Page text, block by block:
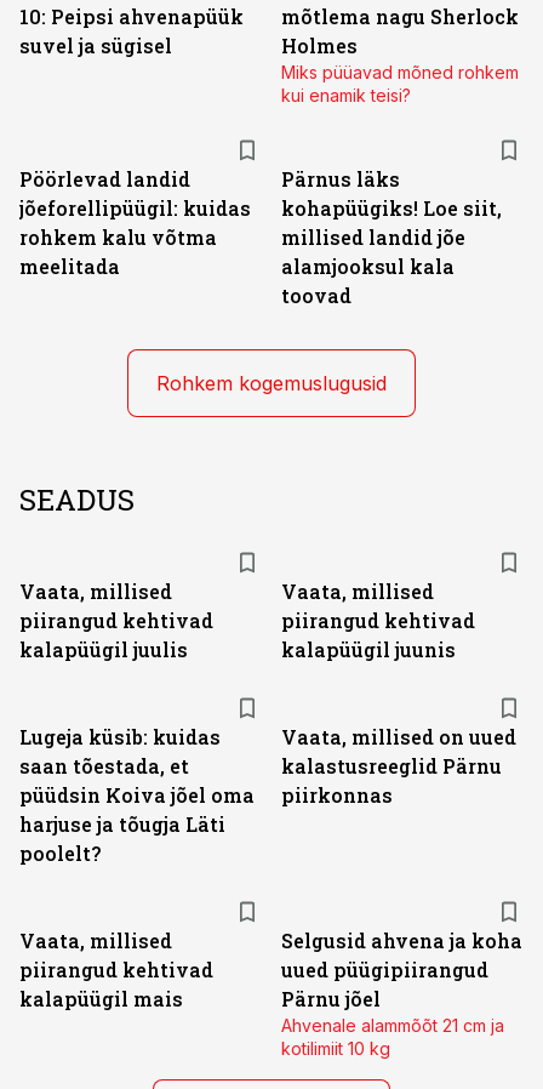
10: Peipsi ahvenapüük
suvel ja sügisel
mõtlema nagu Sherlock
Holmes
Miks püüavad mõned rohkem
kui enamik teisi?
Pöörlevad landid
jõeforellipüügil: kuidas
rohkem kalu võtma
meelitada
Pärnus läks
kohapüügiks! Loe siit,
millised landid jõe
alamjooksul kala
toovad
Rohkem kogemuslugusid
SEADUS
Vaata, millised
piirangud kehtivad
kalapüügil juulis
Vaata, millised
piirangud kehtivad
kalapüügil juunis
Lugeja küsib: kuidas
saan tõestada, et
püüdsin Koiva jõel oma
harjuse ja tõugja Läti
poolelt?
Vaata, millised on uued
kalastusreeglid Pärnu
piirkonnas
Vaata, millised
piirangud kehtivad
kalapüügil mais
Selgusid ahvena ja koha
uued püügipiirangud
Pärnu jõel
Ahvenale alammõõt 21 cm ja
kotilimiit 10 kg